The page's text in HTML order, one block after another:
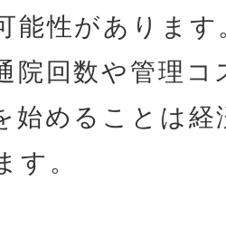
能性がありま
院回数や管理
始めることは
す。